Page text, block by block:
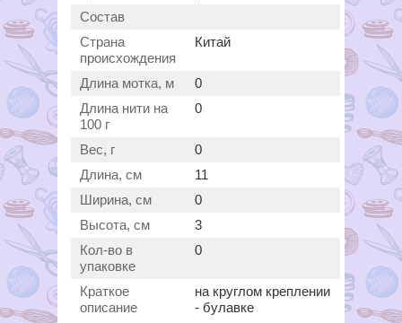
Состав
Страна
происхождения
Китай
Длина мотка, м
0
Длина нити на
100 г
0
Вес, г
0
Длина, см
11
Ширина, см
0
Высота, см
3
Кол-во в
упаковке
0
Краткое
описание
на круглом креплении
- булавке